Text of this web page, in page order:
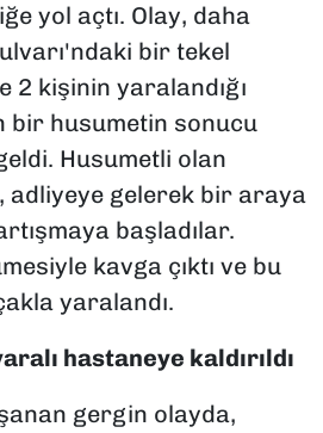
yol açtı. Olay, daha
bir tekel
2 kişinin yaralandığı
bir husumetin sonucu
Husumetli olan
adliyeye gelerek bir araya
başladılar.
kavga çıktı ve bu
yaralandı.
hastaneye kaldırıldı
gergin olayda,